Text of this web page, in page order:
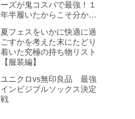
ーズが鬼コスパで最強！１
年半履いたからこそ分かっ
夏フェスをいかに快適に過
ごすかを考えた末にたどり
着いた究極の持ち物リスト
【服装編】
ユニクロvs無印良品 最強
インビジブルソックス決定
戦